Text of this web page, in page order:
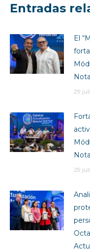
Entradas
El
29
29